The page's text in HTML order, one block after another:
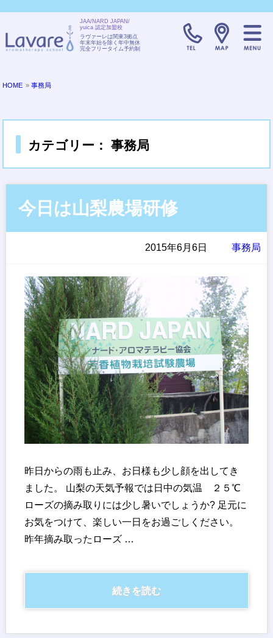
JAA/NARD JAPAN/
yuica 認定加盟校
ラヴァーレは関東3拠点
年末年始を除く年中無休
完全フリータイム予約制
TELL:0120-
HOME »事務局
カテゴリー： 事務局
今日は山梨農場研修
事務局
2015年6月6日
昨日からの雨も止み、お日様も少し顔を出してき
ました。 山梨の天気予報では日中の気温 ２５℃
ローズの摘み取りには少し暑いでしょうか? 足元に
お気をつけて、楽しい一日をお過ごしください。
昨年摘み取ったローズ …
続きを読む